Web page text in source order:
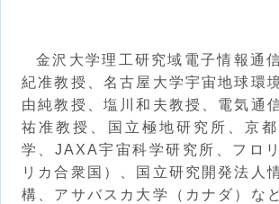
金沢大学理工研究域電子情報通
紀准教授、名古屋大学宇宙地球環
由純教授、塩川和夫教授、電気通
祐准教授、国立極地研究所、京
学、JAXA宇宙科学研究所、フロ
リカ合衆国）、国立研究開発法人
構、アサバスカ大学（カナダ）な